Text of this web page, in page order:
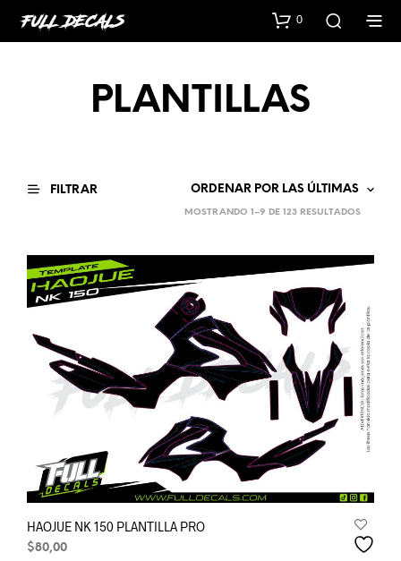
0
PLANTILLAS
FILTRAR
MOSTRANDO 1–9 DE 123 RESULTADOSSORTED
LATEST
HAOJUE NK 150 PLANTILLA PRO
$80,00